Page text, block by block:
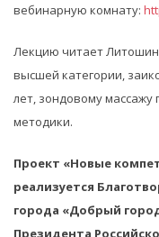
вебинарную комнату:
Лекцию читает
высшей категории,
лет, зондовому массажу
методики.
Проект «Новые
реализуется
города «Добрый
Президента